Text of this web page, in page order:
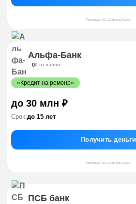
Реклама: АО «Альфа-Банк»
Альфа-Банк
00 отзывов
«Кредит на ремонр»
до 30 млн ₽
Срок:до 15 лет
Получить деньги
Реклама: АО «Альфа-Банк»
ПСБ банк